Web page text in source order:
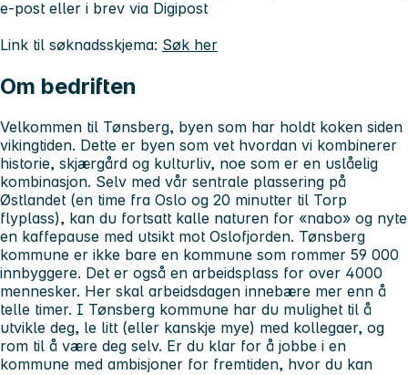
e-post eller i brev via Digipost
Link til søknadsskjema: Søk her
Om bedriften
Velkommen til Tønsberg, byen som har holdt koken siden
vikingtiden. Dette er byen som vet hvordan vi kombinerer
historie, skjærgård og kulturliv, noe som er en uslåelig
kombinasjon. Selv med vår sentrale plassering på
Østlandet (en time fra Oslo og 20 minutter til Torp
flyplass), kan du fortsatt kalle naturen for «nabo» og nyte
en kaffepause med utsikt mot Oslofjorden. Tønsberg
kommune er ikke bare en kommune som rommer 59 000
innbyggere. Det er også en arbeidsplass for over 4000
mennesker. Her skal arbeidsdagen innebære mer enn å
telle timer. I Tønsberg kommune har du mulighet til å
utvikle deg, le litt (eller kanskje mye) med kollegaer, og
rom til å være deg selv. Er du klar for å jobbe i en
kommune med ambisjoner for fremtiden, hvor du kan